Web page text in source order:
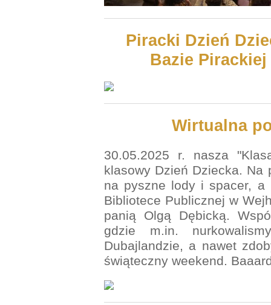
Piracki Dzień
Bazie Pirackiej
Wirtualna
30.05.2025 r. nasza
klasowy Dzień Dziecka. Na
na pyszne lody i spacer, a
Bibliotece Publicznej w
panią Olgą Dębicką.
gdzie m.in.
Dubajlandzie, a nawet
świąteczny weekend.